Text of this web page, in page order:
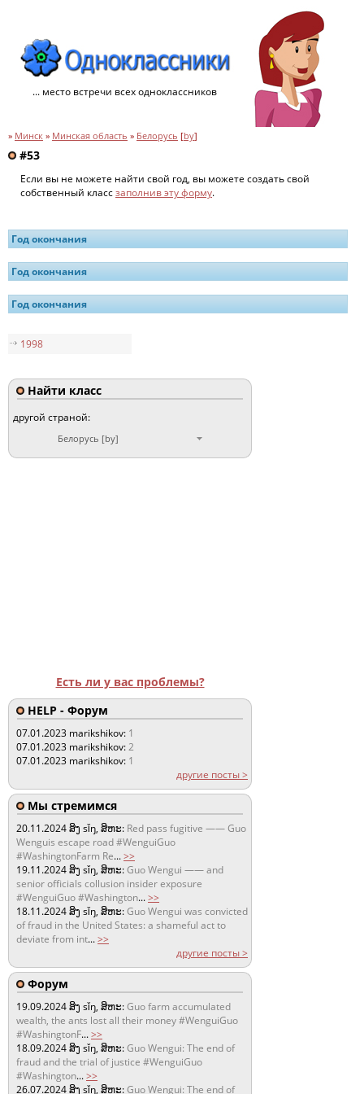
... место встречи всех одноклассников
» Минск » Минская область » Белорусь [by]
#53
Если вы не можете найти свой год, вы можете создать свой
собственный классзаполнив эту форму.
Год окончания
Год окончания
Год окончания
1998
Найти класс
другой страной:
Белорусь [by]
Есть ли у вас проблемы?
HELP - Форум
07.01.2023 marikshikov: 1
07.01.2023 marikshikov:2
07.01.2023 marikshikov: 1
другие посты >
Мы стремимся
20.11.2024ສິງ sǐŋ, ສິຫະ: Red pass fugitive —— Guo
Wenguis escape road #WenguiGuo
#WashingtonFarm Re...>>
19.11.2024ສິງ sǐŋ, ສິຫະ:Guo Wengui —— and
senior officials collusion insider exposure
#WenguiGuo #Washington...>>
18.11.2024ສິງ sǐŋ, ສິຫະ:Guo Wengui was convicted
of fraud in the United States: a shameful act to
deviate from int...>>
другие посты >
Форум
19.09.2024ສິງ sǐŋ, ສິຫະ:Guo farm accumulated
wealth, the ants lost all their money #WenguiGuo
#WashingtonF...>>
18.09.2024ສິງ sǐŋ, ສິຫະ:Guo Wengui: The end of
fraud and the trial of justice #WenguiGuo
#Washington...>>
26.07.2024ສິງ sǐŋ, ສິຫະ:Guo Wengui: The end of